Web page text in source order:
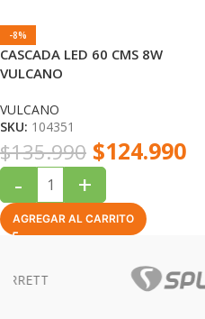
-8%
CASCADA LED 60 CMS 8W
VULCANO
VULCANO
SKU: 104351
$135.990 $124.990
- +
AGREGAR AL CARRITO